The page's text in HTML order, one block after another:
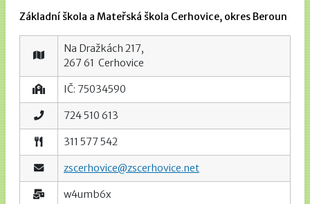
Základní škola a Mateřská škola Cerhovice, okres Beroun
Na Dražkách 217,
267 61 Cerhovice
IČ: 75034590
724 510 613
311 577 542
zscerhovice@zscerhovice.net
w4umb6x